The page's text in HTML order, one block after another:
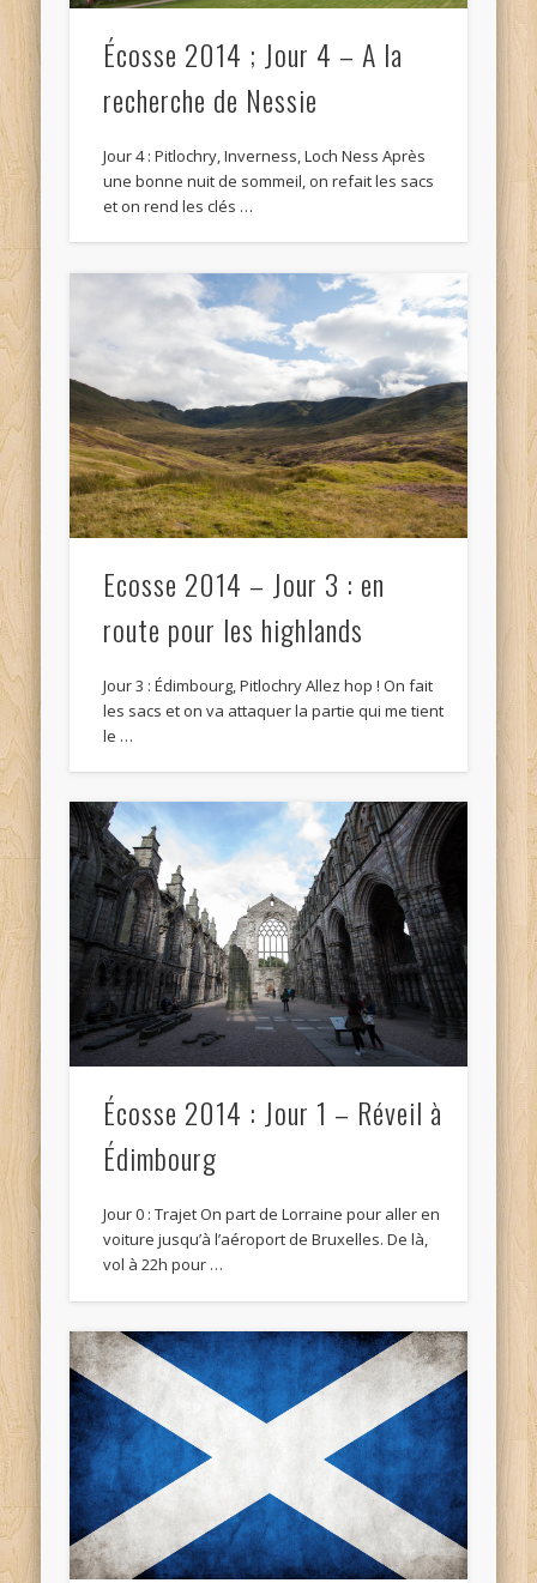
Écosse 2014 ; Jour 4 – A la
recherche de Nessie
Jour 4 : Pitlochry, Inverness, Loch Ness Après
une bonne nuit de sommeil, on refait les sacs
et on rend les clés …
Ecosse 2014 – Jour 3 : en
route pour les highlands
Jour 3 : Édimbourg, Pitlochry Allez hop ! On fait
les sacs et on va attaquer la partie qui me tient
le …
Écosse 2014 : Jour 1 – Réveil à
Édimbourg
Jour 0 : Trajet On part de Lorraine pour aller en
voiture jusqu’à l’aéroport de Bruxelles. De là,
vol à 22h pour …